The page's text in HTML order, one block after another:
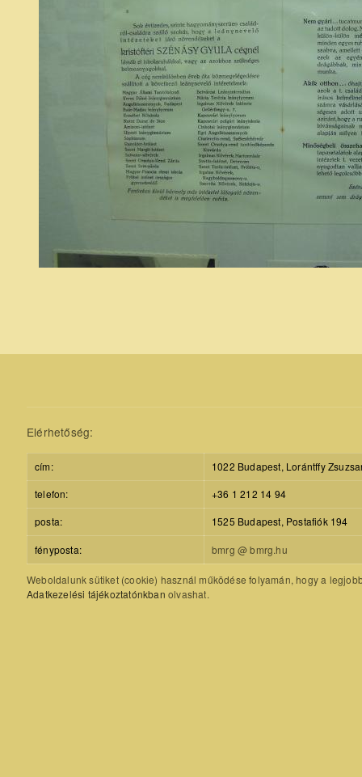
Elérhetőség:
cím:
1022 Budapest, Lorántffy
telefon:
+36 1 212 14 94
posta:
1525 Budapest, Postafiók 194
fényposta: bmrg @ bmrg.hu
Weboldalunk sütiket (cookie) használ működése folyamán, hogy a
Adatkezelési tájékoztatónkban olvashat.